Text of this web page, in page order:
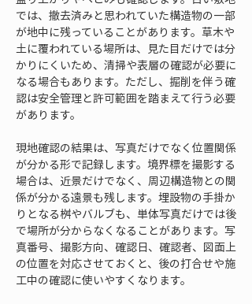
では、撤去済みと思われていた構造物の一部
が地中に残っていることがあります。草木や
土に覆われている場所は、見た目だけでは分
かりにくいため、清掃や表層の確認が必要に
なる場合もあります。ただし、掘削を伴う確
認は安全管理と許可範囲を踏まえて行う必要
があります。
現地確認の結果は、写真だけでなく位置関係
が分かる形で記録します。境界標を撮影する
場合は、近景だけでなく、周辺構造物との関
係が分かる遠景も残します。埋設物の手掛か
りとなる桝やバルブも、単体写真だけでは後
で場所が分からなくなることがあります。写
真番号、撮影方向、確認日、確認者、図面上
の位置を対応させておくと、後の打合せや施
工中の確認に使いやすくなります。